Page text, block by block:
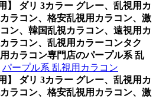
】 ダリ 3カラー グレー、乱視用カ
ラコン、格安乱視用カラコン、激
ン、韓国乱視カラコン、遠視用カ
ラコン、乱視用カラーコンタク
用カラコン専門店のパープル系 乱
パープル系 乱視用カラコン
】 ダリ 3カラー グレー、乱視用カ
ラコン、格安乱視用カラコン、激